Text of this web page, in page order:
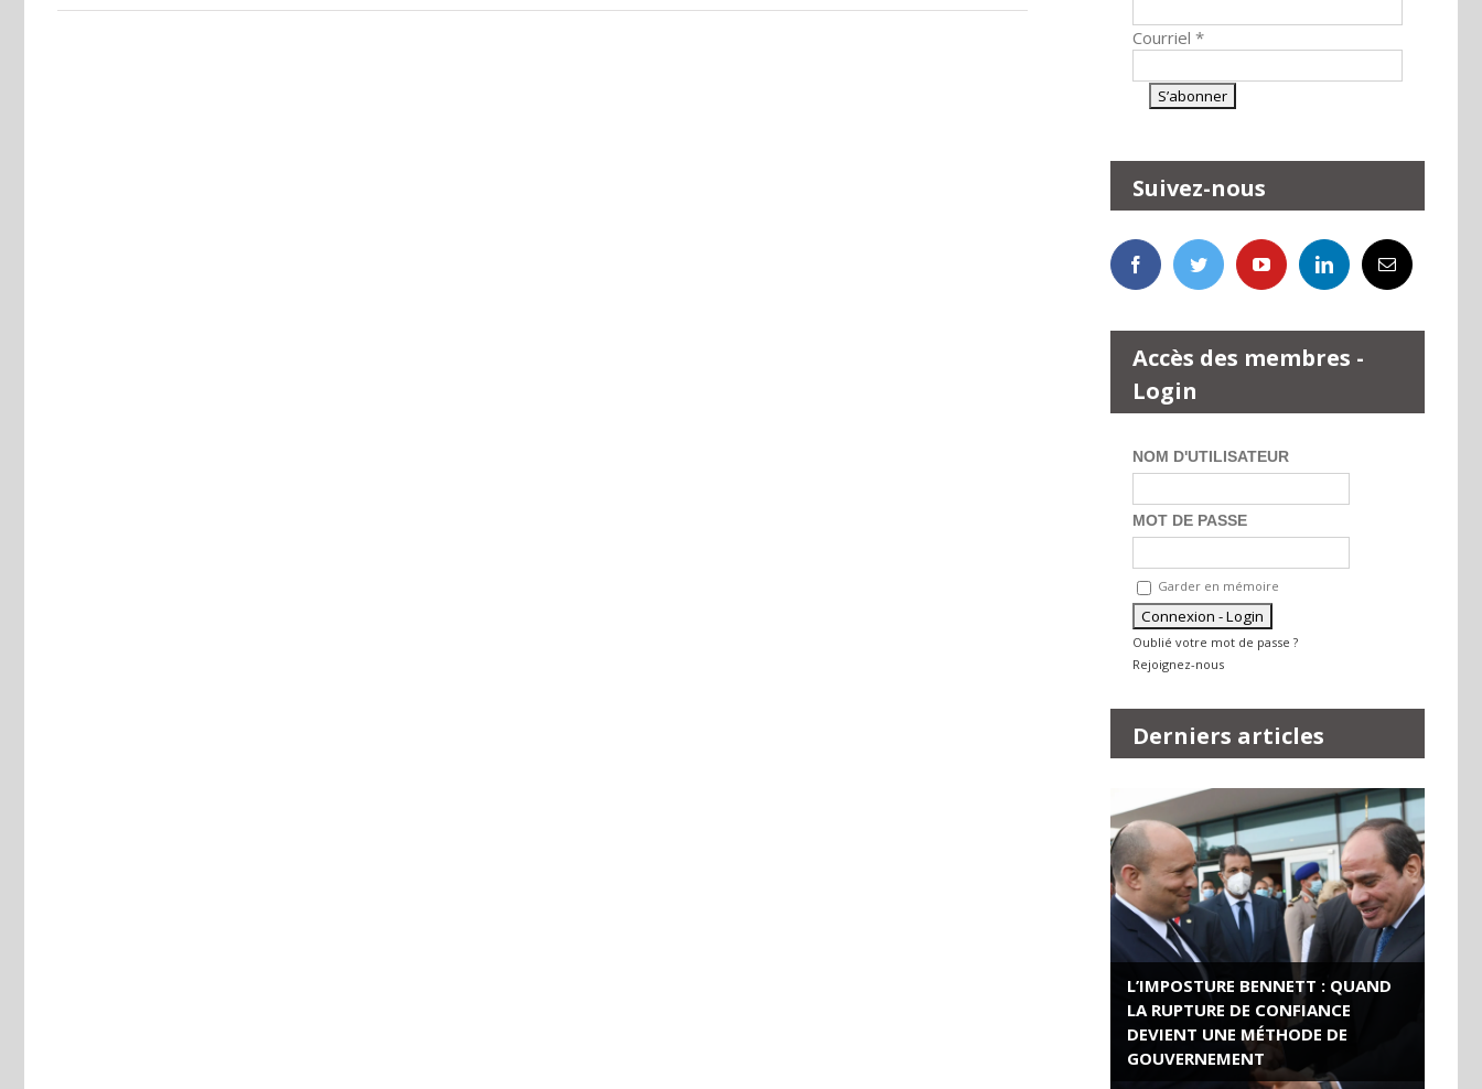
Courriel *
Suivez-nous
Accès des membres -
Login
NOM D'UTILISATEUR
MOT DE PASSE
Garder en mémoire
Oublié votre mot de passe ?
Rejoignez-nous
Derniers articles
L’IMPOSTURE BENNETT : QUAND
LA RUPTURE DE CONFIANCE
DEVIENT UNE MÉTHODE DE
GOUVERNEMENT